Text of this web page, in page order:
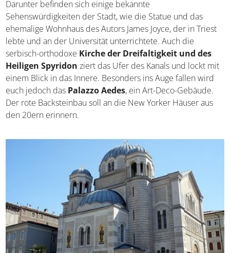
Darunter befinden sich einige bekannte
Sehenswürdigkeiten der Stadt, wie die Statue und das
ehemalige Wohnhaus des Autors James Joyce, der in
Triest lebte und an der Universität unterrichtete. Auch die
serbisch-orthodoxe Kirche der Dreifaltigkeit und des
Heiligen Spyridonziert das Ufer des Kanals und lockt
mit einem Blick in das Innere. Besonders ins Auge fallen
wird euch jedoch dasPalazzo Aedes, ein Art-Deco-
Gebäude. Der rote Backsteinbau soll an die New Yorker
Häuser aus den 20ern erinnern.